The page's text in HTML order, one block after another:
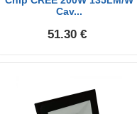
Cav...
51.30 €